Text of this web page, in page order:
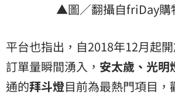
▲圖／翻攝自friDay購
平台也指出，自2018年12月起
訂單量瞬間湧入， 安太歲、光明
通的拜斗燈目前為最熱門項目